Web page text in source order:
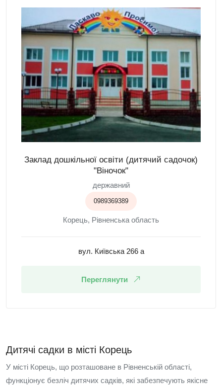
Заклад дошкільної освіти (дитячий садочок)
"Віночок"
державний
0989369389
Корець, Рівненська область
вул. Київська 266 а
Переглянути
Дитячі садки в місті Корець
У місті Корець, що розташоване в Рівненській області,
функціонує безліч дитячих садків, які забезпечують якісне